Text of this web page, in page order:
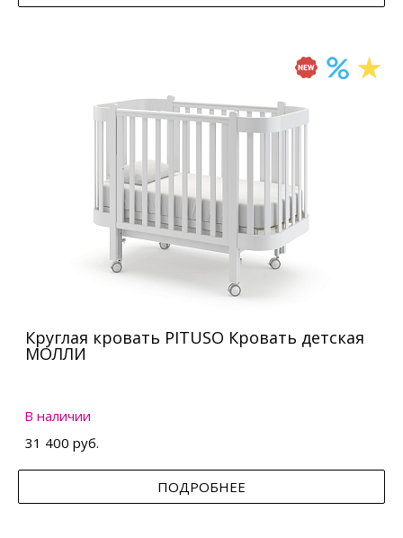
Круглая кровать PITUSO Кровать детская
МОЛЛИ
В наличии
31 400 руб.
ПОДРОБНЕЕ